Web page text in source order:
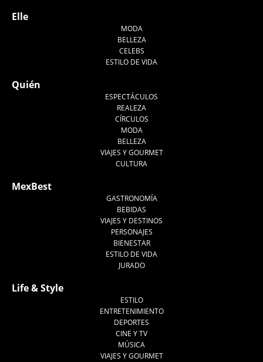
Elle
MODA
BELLEZA
CELEBS
ESTILO DE VIDA
Quién
ESPECTÁCULOS
REALEZA
CÍRCULOS
MODA
BELLEZA
VIAJES Y GOURMET
CULTURA
MexBest
GASTRONOMÍA
BEBIDAS
VIAJES Y DESTINOS
PERSONAJES
BIENESTAR
ESTILO DE VIDA
JURADO
Life & Style
ESTILO
ENTRETENIMIENTO
DEPORTES
CINE Y TV
MÚSICA
VIAJES Y GOURMET